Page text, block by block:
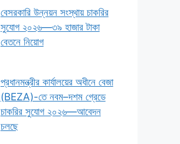
বেসরকারি উন্নয়ন সংস্থায় চাকরির
সুযোগ ২০২৬—৩৯ হাজার টাকা
বেতনে নিয়োগ
প্রধানমন্ত্রীর কার্যালয়ের অধীনে বেজা
(BEZA)-তে নবম–দশম গ্রেডে
চাকরির সুযোগ ২০২৬—আবেদন
চলছে